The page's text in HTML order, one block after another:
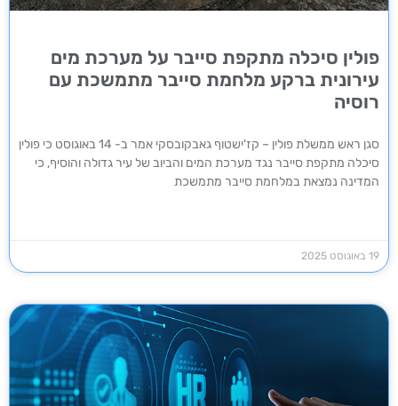
פולין סיכלה מתקפת סייבר על מערכת מים
עירונית ברקע מלחמת סייבר מתמשכת עם
רוסיה
סגן ראש ממשלת פולין – קז'ישטוף גאבקובסקי אמר ב- 14 באוגוסט כי פולין
סיכלה מתקפת סייבר נגד מערכת המים והביוב של עיר גדולה והוסיף, כי
המדינה נמצאת במלחמת סייבר מתמשכת
19 באוגוסט 2025